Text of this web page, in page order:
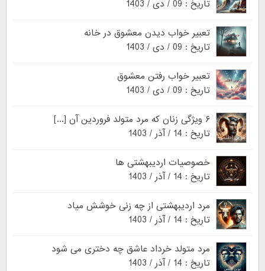
تاریخ : 09 / دی / 1403
تعبیر خواب دیدن معشوق در خانه
تاریخ : 09 / دی / 1403
تعبیر خواب رفتن معشوق
تاریخ : 09 / دی / 1403
۶ ویژگی زنان که مرد متولد فروردین آن [...]
تاریخ : 14 / آذر / 1403
خصوصیات اردیبهشتی ها
تاریخ : 14 / آذر / 1403
مرد اردیبهشتی از چه زنی خوشش میاد
تاریخ : 14 / آذر / 1403
مرد متولد خرداد عاشق چه دختری می شود
تاریخ : 14 / آذر / 1403